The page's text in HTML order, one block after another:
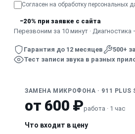
Согласен на обработку персональных
−20% при заявке с сайта
Перезвоним за 10 минут · Диагностика
Гарантия до 12 месяцев
500+
Тест записи звука в разных
ЗАМЕНА МИКРОФОНА · 911 PLUS
от 600 ₽работа · 1 час
Что входит в цену